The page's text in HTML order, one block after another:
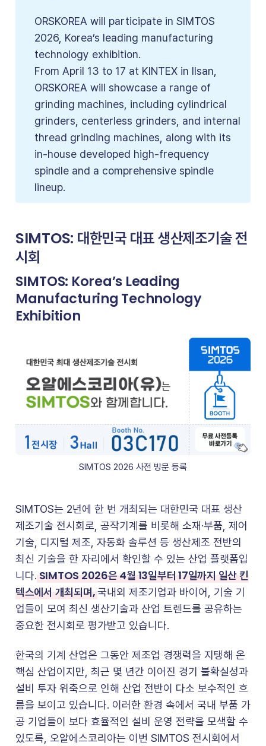
ORSKOREA will participate in SIMTOS
2026, Korea’s leading manufacturing
technology exhibition.
From April 13 to 17 at KINTEX in Ilsan,
ORSKOREA will showcase a range of
grinding machines, including cylindrical
grinders, centerless grinders, and internal
thread grinding machines, along with its
in-house developed high-frequency
spindle and a comprehensive spindle
lineup.
SIMTOS: 대한민국 대표 생산제조기술 전
시회
SIMTOS: Korea’s Leading
Manufacturing Technology
Exhibition
SIMTOS 2026 사전 방문 등록
SIMTOS는 2년에 한 번 개최되는 대한민국 대표 생산
제조기술 전시회로, 공작기계를 비롯해 소재·부품, 제어
기술, 디지털 제조, 자동화 솔루션 등 생산제조 전반의
최신 기술을 한 자리에서 확인할 수 있는 산업 플랫폼입
니다. SIMTOS 2026은 4월 13일부터 17일까지 일산 킨
텍스에서 개최되며,국내외 제조기업과 바이어, 기술 기
업들이 모여 최신 생산기술과 산업 트렌드를 공유하는
중요한 전시회로 평가받고 있습니다.
한국의 기계 산업은 그동안 제조업 경쟁력을 지탱해 온
핵심 산업이지만, 최근 몇 년간 이어진 경기 불확실성과
설비 투자 위축으로 인해 산업 전반이 다소 보수적인 흐
름을 보이고 있습니다. 이러한 환경 속에서 국내 부품 가
공 기업들이 보다 효율적인 설비 운영 전략을 모색할 수
있도록, 오알에스코리아는 이번 SIMTOS 전시회에서